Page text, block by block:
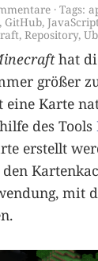
Tags:
, GitHub, JavaScript
, Repository,
hat
größer
eine Karte
des Tools
erstellt
mit